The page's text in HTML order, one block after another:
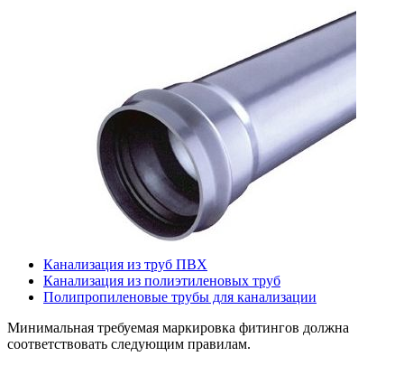
Канализация из труб ПВХ
Канализация из полиэтиленовых труб
Полипропиленовые трубы для канализации
Минимальная требуемая маркировка фитингов должна
соответствовать следующим правилам.